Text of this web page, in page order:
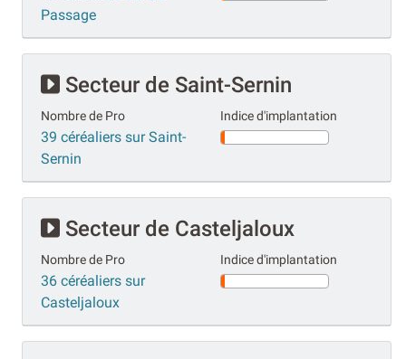
Passage
Secteur de Saint-Sernin
Nombre de Pro
39 céréaliers sur Saint-
Sernin
Indice d'implantation
Secteur de Casteljaloux
Nombre de Pro
36 céréaliers sur
Casteljaloux
Indice d'implantation